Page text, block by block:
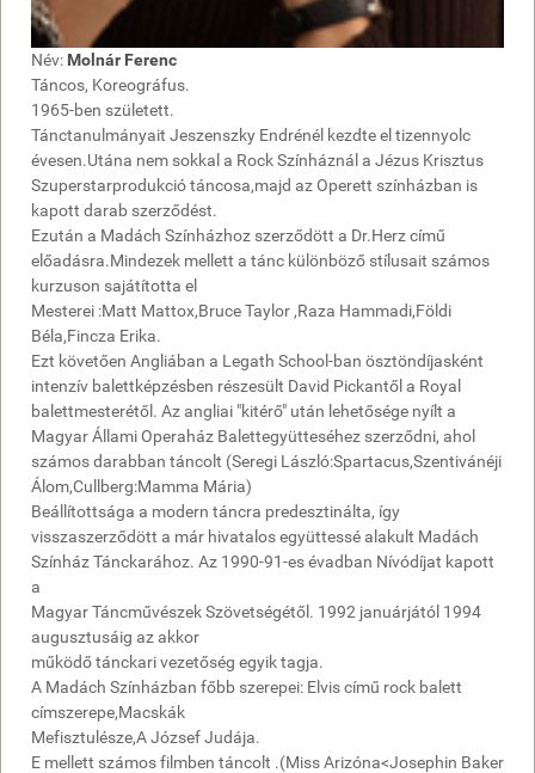
Név: Molnár Ferenc
Táncos, Koreográfus.
1965-ben született.
Tánctanulmányait Jeszenszky Endrénél kezdte el tizennyolc
évesen.Utána nem sokkal a Rock Színháznál a Jézus Krisztus
Szuperstarprodukció táncosa,majd az Operett színházban is
kapott darab szerződést.
Ezután a Madách Színházhoz szerződött a Dr.Herz című
előadásra.Mindezek mellett a tánc különböző stílusait számos
kurzuson sajátította el
Mesterei :Matt Mattox,Bruce Taylor ,Raza Hammadi,Földi
Béla,Fincza Erika.
Ezt követően Angliában a Legath School-ban ösztöndíjasként
intenzív balettképzésben részesült David Pickantől a Royal
balettmesterétől. Az angliai "kitérő" után lehetősége nyílt a
Magyar Állami Operaház Balettegyütteséhez szerződni, ahol
számos darabban táncolt (Seregi László:Spartacus,Szentivánéji
Álom,Cullberg:Mamma Mária)
Beállítottsága a modern táncra predesztinálta, így
visszaszerződött a már hivatalos együttessé alakult Madách
Színház Tánckarához. Az 1990-91-es évadban Nívódíjat kapott
a
Magyar Táncművészek Szövetségétől. 1992 januárjától 1994
augusztusáig az akkor
működő tánckari vezetőség egyik tagja.
A Madách Színházban főbb szerepei: Elvis című rock balett
címszerepe,Macskák
Mefisztulésze,A József Judája.
E mellett számos filmben táncolt .(Miss Arizóna<Josephin Baker